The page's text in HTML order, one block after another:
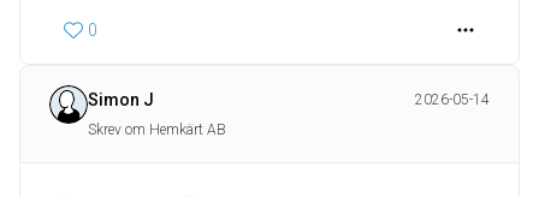
0
Simon J
2026-05-14
Skrev om Hemkärt AB